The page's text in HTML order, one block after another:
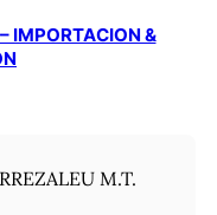
IMPORTACION &
M.T.